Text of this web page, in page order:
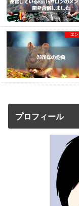
エ
プロフィール